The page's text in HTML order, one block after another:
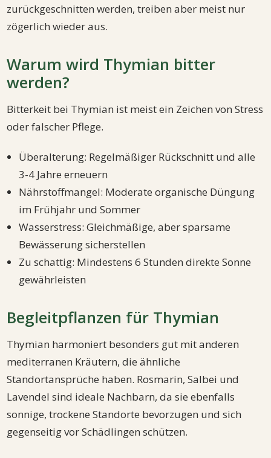
zurückgeschnitten werden, treiben aber meist nur
zögerlich wieder aus.
Warum wird Thymian bitter
werden?
Bitterkeit bei Thymian ist meist ein Zeichen von Stress
oder falscher Pflege.
Überalterung: Regelmäßiger Rückschnitt und alle
3-4 Jahre erneuern
Nährstoffmangel: Moderate organische Düngung
im Frühjahr und Sommer
Wasserstress: Gleichmäßige, aber sparsame
Bewässerung sicherstellen
Zu schattig: Mindestens 6 Stunden direkte Sonne
gewährleisten
Begleitpflanzen für Thymian
Thymian harmoniert besonders gut mit anderen
mediterranen Kräutern, die ähnliche
Standortansprüche haben. Rosmarin, Salbei und
Lavendel sind ideale Nachbarn, da sie ebenfalls
sonnige, trockene Standorte bevorzugen und sich
gegenseitig vor Schädlingen schützen.